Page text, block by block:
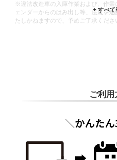
※違法改造車の入庫作業および、作業
ェンダーからのはみ出し等、法規を
たしかねますので、予めご了承くださ
ご利用